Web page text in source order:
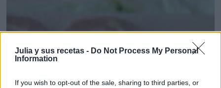
Julia y sus recetas - Do Not Process My Personal
Information
If you wish to opt-out of the sale, sharing to third parties, or